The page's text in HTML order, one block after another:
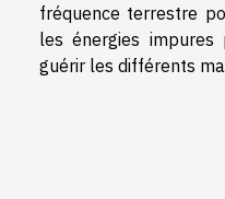
fréquence terrestre
les énergies
guérir les différents